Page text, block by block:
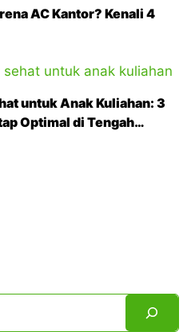
AC Kantor? Kenali 4
untuk Anak Kuliahan: 3
Optimal di Tengah